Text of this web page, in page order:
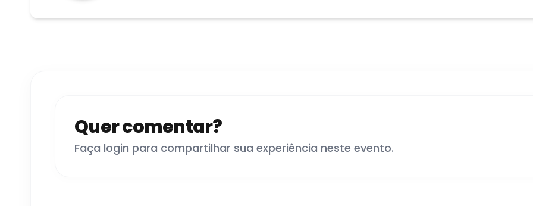
Quer comentar?
Faça login para compartilhar sua experiência neste evento.